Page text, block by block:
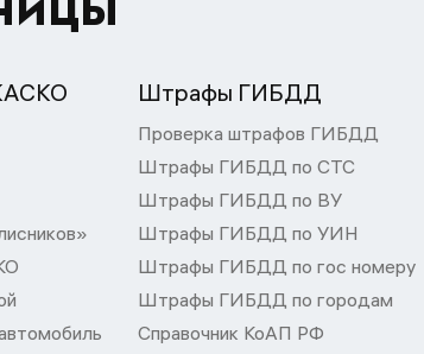
Штрафы ГИБДД
Проверка штрафов ГИБДД
Штрафы ГИБДД по СТС
Штрафы ГИБДД по ВУ
Штрафы ГИБДД по УИН
Штрафы ГИБДД по гос номеру
Штрафы ГИБДД по городам
Справочник КоАП РФ